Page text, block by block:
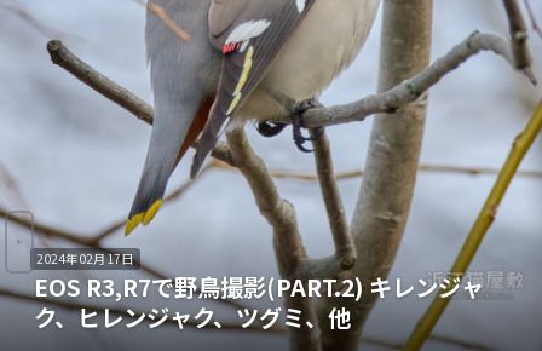
2024年02月17日
EOS R3,R7で野鳥撮影(PART.2) キレンジャ
ク、ヒレンジャク、ツグミ、他